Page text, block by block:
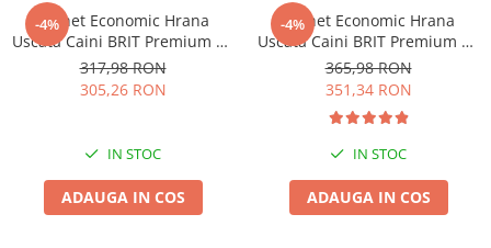
Pisică Adult
Pisică Senior
Hrană Umedă Pisică
Diete Veterinare Pisică
-4%
Pachet Economic Hrana
Uscata Caini BRIT Premium by
Nature Light 2x15kg
317,98 RON
305,26 RON
IN STOC
ADAUGA IN COS
-4%
Pachet Economic Hrana
Uscata Caini BRIT Premium by
Nature Giant Adult 2x15kg
365,98 RON
351,34 RON
IN STOC
ADAUGA IN COS